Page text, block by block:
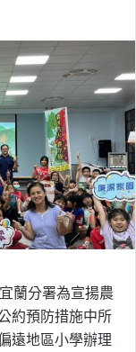
蘭分署為宣揚農
約預防措施中所
遠地區小學辦理